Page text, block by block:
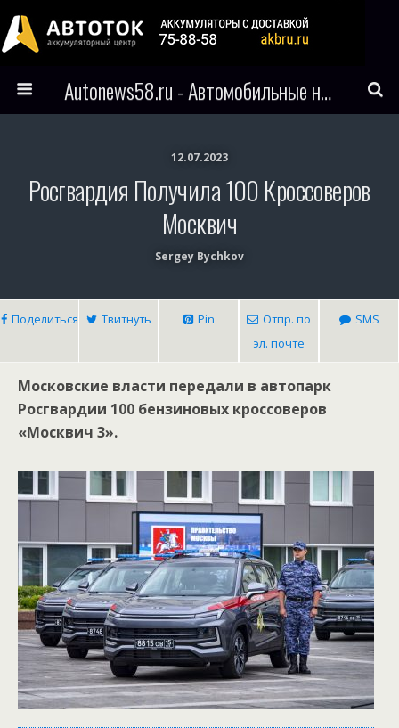
Autonews58.ru - Автомобильные новости Пензы и всего мира
12.07.2023
Росгвардия Получила 100 Кроссоверов
Москвич
Sergey Bychkov
Поделиться Твитнуть Pin
Отпр. по
эл. почте
SMS
Московские власти передали в автопарк
Росгвардии 100 бензиновых кроссоверов
«Москвич 3».